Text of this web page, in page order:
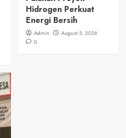
Hidrogen Perkuat
Energi Bersih
Admin
August 3, 2026
0